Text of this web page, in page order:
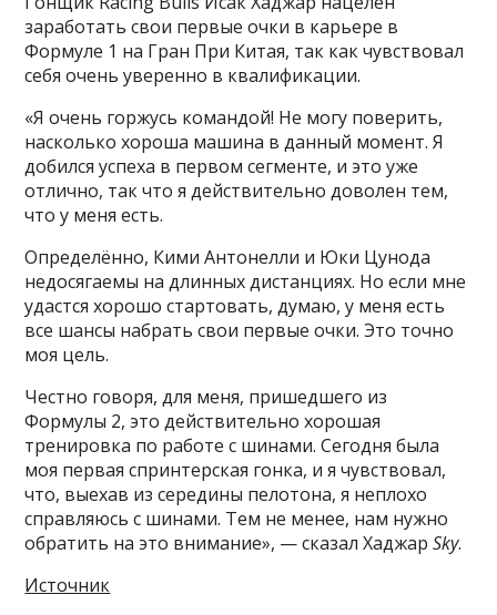
заработать свои первые очки в карьере в
Формуле 1 на Гран При Китая, так как чувствовал
себя очень уверенно в квалификации.
«Я очень горжусь командой! Не могу поверить,
насколько хороша машина в данный момент. Я
добился успеха в первом сегменте, и это уже
отлично, так что я действительно доволен тем,
что у меня есть.
Определённо, Кими Антонелли и Юки Цунода
недосягаемы на длинных дистанциях. Но если мне
удастся хорошо стартовать, думаю, у меня есть
все шансы набрать свои первые очки. Это точно
моя цель.
Честно говоря, для меня, пришедшего из
Формулы 2, это действительно хорошая
тренировка по работе с шинами. Сегодня была
моя первая спринтерская гонка, и я чувствовал,
что, выехав из середины пелотона, я неплохо
справляюсь с шинами. Тем не менее, нам нужно
обратить на это внимание», — сказал ХаджарSky.
Источник